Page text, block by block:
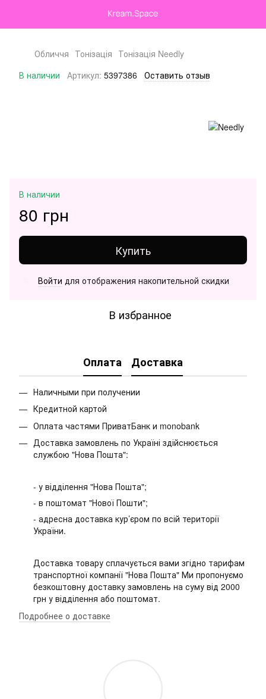
Обличчя Тонізація Тонізація Needly
В наличии
Артикул: 5397386 Оставить отзыв
В наличии
80 грн
Купить
Войти для отображения накопительной скидки
В избранное
Оплата Доставка
Наличными при получении
Кредитной картой
Оплата частями ПриватБанк и monobank
Доставка замовлень по Україні здійснюється
службою "Нова Пошта":
- у відділення "Нова Пошта";
- в поштомат "Нової Пошти";
- адресна доставка кур’єром по всій території
України.
Доставка товару сплачується вами згідно тарифам
транспортної компанії "Нова Пошта" Ми пропонуємо
безкоштовну доставку замовлень на суму від 2000
грн у відділення або поштомат.
Подробнее о доставке